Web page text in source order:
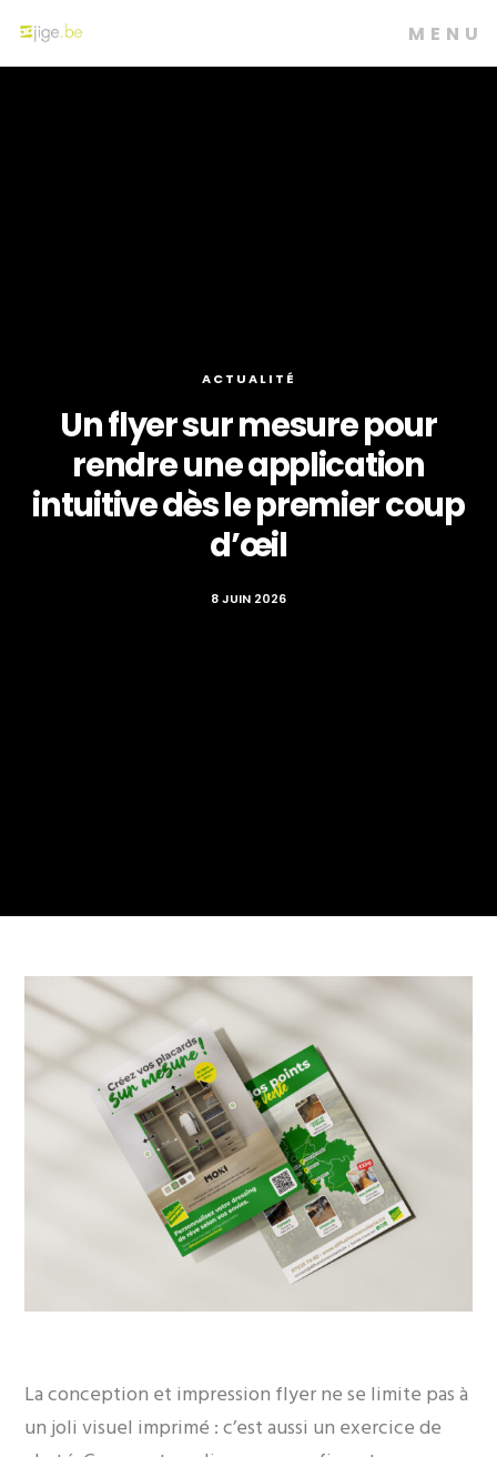
MENU
ACTUALITÉ
Un flyer sur mesure pour
rendre une application
intuitive dès le premier coup
d’œil
8 JUIN 2026
La conception et impression flyer ne se limite pas à
un joli visuel imprimé : c’est aussi un exercice de